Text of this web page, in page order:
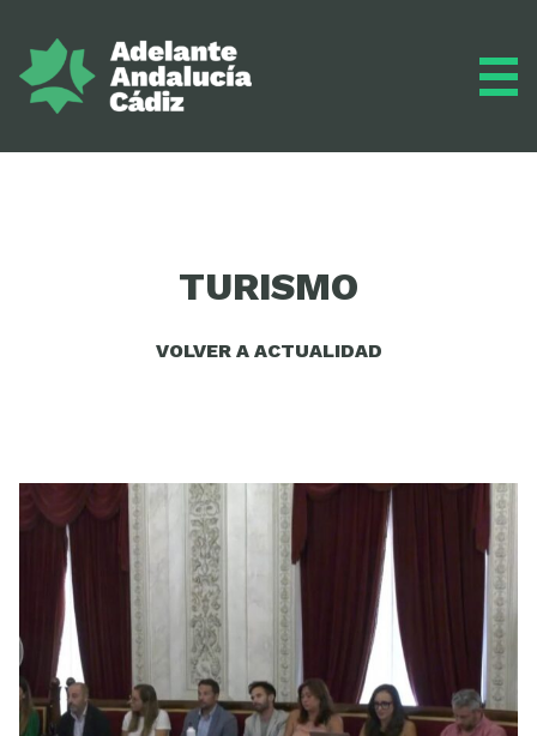
Videos
TURISMO
VOLVER A ACTUALIDAD